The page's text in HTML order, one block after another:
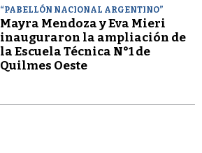
“PABELLÓN NACIONAL ARGENTINO”
Mayra Mendoza y Eva Mieri
inauguraron la ampliación de
la Escuela Técnica N°1 de
Quilmes Oeste